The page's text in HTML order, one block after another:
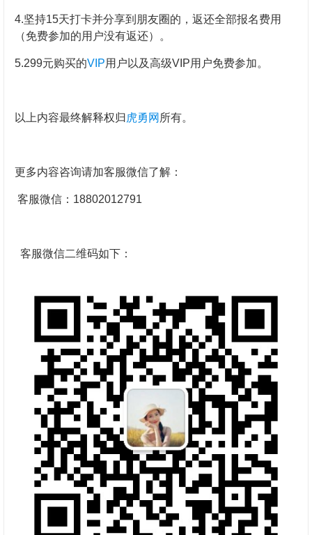
4.坚持15天打卡并分享到朋友圈的， 返还全部报名费用
（免费参加的用户没有返还）
。
5.299元购买的VIP用户以及高级VIP用户免费参加。
以上内容最终解释权归 虎勇网 所有。
更多内容咨询请加客服微信了解：
客服微信：18802012791
客服微信二维码如下：